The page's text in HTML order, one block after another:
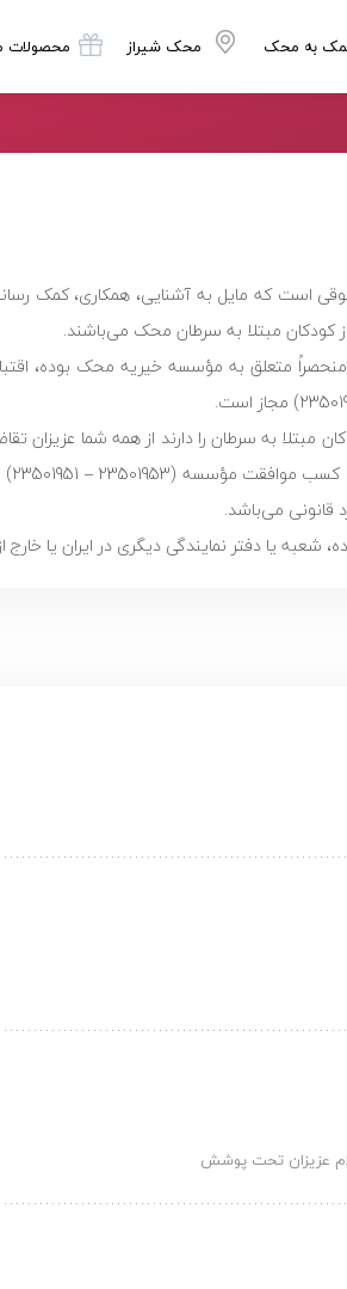
به محک محک شیراز
است که مایل به آشنایی، همکاری، کمک
کودکان مبتلا به سرطان محک می‌باشند.
متعلق به مؤسسه خیریه محک بوده،
به سرطان را دارند از همه شما عزیزان
می‌باشد.
عزیزان تحت پوشش